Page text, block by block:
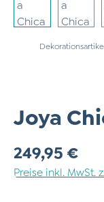
Joya
Regulärer Preis:
249,95 €
Preise inkl. MwSt.